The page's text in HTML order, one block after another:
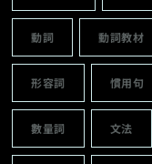
動詞 動詞教材
形容詞 慣用句
數量詞 文法